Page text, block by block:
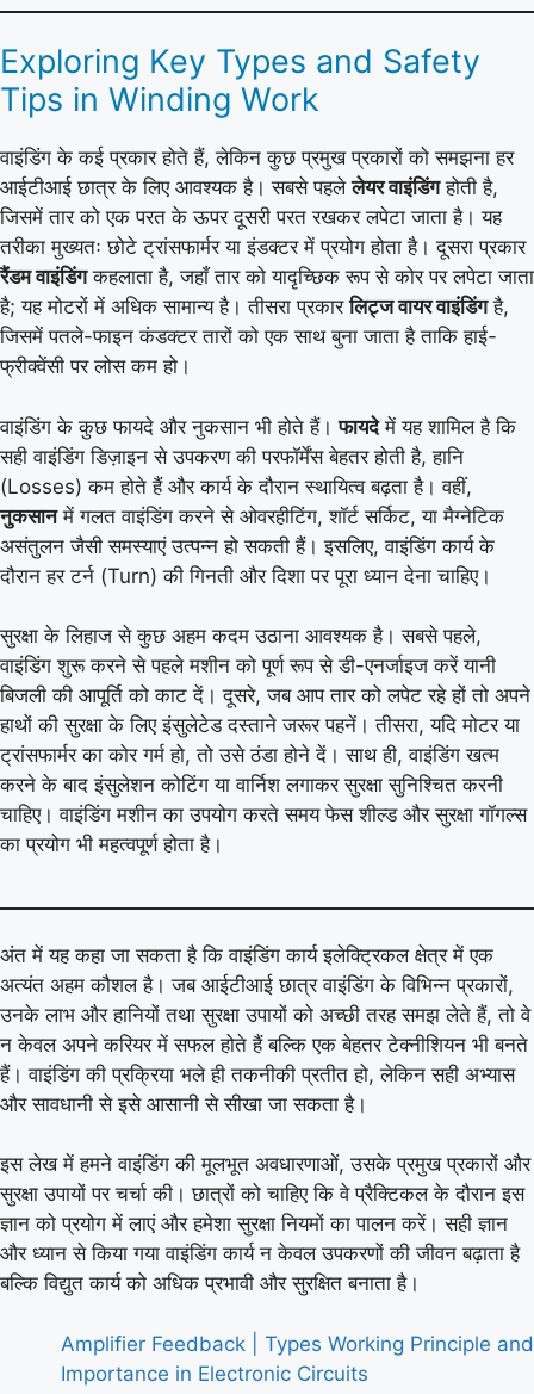
Exploring Key Types and Safety
Tips in Winding Work
वाइंडिंग के कई प्रकार होते हैं, लेकिन कुछ प्रमुख प्रकारों को समझना हर
आईटीआई छात्र के लिए आवश्यक है। सबसे पहलेलेयर वाइंडिंगहोती है,
जिसमें तार को एक परत के ऊपर दूसरी परत रखकर लपेटा जाता है। यह
तरीका मुख्यतः छोटे ट्रांसफार्मर या इंडक्टर में प्रयोग होता है। दूसरा प्रकार
रैंडम वाइंडिंगकहलाता है, जहाँ तार को यादृच्छिक रूप से कोर पर लपेटा जाता
है; यह मोटरों में अधिक सामान्य है। तीसरा प्रकारलिट्ज वायर वाइंडिंगहै,
जिसमें पतले-फाइन कंडक्टर तारों को एक साथ बुना जाता है ताकि हाई-
फ्रीक्वेंसी पर लोस कम हो।
वाइंडिंग के कुछ फायदे और नुकसान भी होते हैं।फायदेमें यह शामिल है कि
सही वाइंडिंग डिज़ाइन से उपकरण की परफॉर्मेंस बेहतर होती है, हानि
(Losses) कम होते हैं और कार्य के दौरान स्थायित्व बढ़ता है। वहीं,
नुकसानमें गलत वाइंडिंग करने से ओवरहीटिंग, शॉर्ट सर्किट, या मैग्नेटिक
असंतुलन जैसी समस्याएं उत्पन्न हो सकती हैं। इसलिए, वाइंडिंग कार्य के
दौरान हर टर्न (Turn) की गिनती और दिशा पर पूरा ध्यान देना चाहिए।
सुरक्षा के लिहाज से कुछ अहम कदम उठाना आवश्यक है। सबसे पहले,
वाइंडिंग शुरू करने से पहले मशीन को पूर्ण रूप से डी-एनर्जाइज करें यानी
बिजली की आपूर्ति को काट दें। दूसरे, जब आप तार को लपेट रहे हों तो अपने
हाथों की सुरक्षा के लिए इंसुलेटेड दस्ताने जरूर पहनें। तीसरा, यदि मोटर या
ट्रांसफार्मर का कोर गर्म हो, तो उसे ठंडा होने दें। साथ ही, वाइंडिंग खत्म
करने के बाद इंसुलेशन कोटिंग या वार्निश लगाकर सुरक्षा सुनिश्चित करनी
चाहिए। वाइंडिंग मशीन का उपयोग करते समय फेस शील्ड और सुरक्षा गॉगल्स
का प्रयोग भी महत्वपूर्ण होता है।
अंत में यह कहा जा सकता है कि वाइंडिंग कार्य इलेक्ट्रिकल क्षेत्र में एक
अत्यंत अहम कौशल है। जब आईटीआई छात्र वाइंडिंग के विभिन्न प्रकारों,
उनके लाभ और हानियों तथा सुरक्षा उपायों को अच्छी तरह समझ लेते हैं, तो वे
न केवल अपने करियर में सफल होते हैं बल्कि एक बेहतर टेक्नीशियन भी बनते
हैं। वाइंडिंग की प्रक्रिया भले ही तकनीकी प्रतीत हो, लेकिन सही अभ्यास
और सावधानी से इसे आसानी से सीखा जा सकता है।
इस लेख में हमने वाइंडिंग की मूलभूत अवधारणाओं, उसके प्रमुख प्रकारों और
सुरक्षा उपायों पर चर्चा की। छात्रों को चाहिए कि वे प्रैक्टिकल के दौरान इस
ज्ञान को प्रयोग में लाएं और हमेशा सुरक्षा नियमों का पालन करें। सही ज्ञान
और ध्यान से किया गया वाइंडिंग कार्य न केवल उपकरणों की जीवन बढ़ाता है
बल्कि विद्युत कार्य को अधिक प्रभावी और सुरक्षित बनाता है।
Amplifier Feedback | Types Working Principle and
Importance in Electronic Circuits